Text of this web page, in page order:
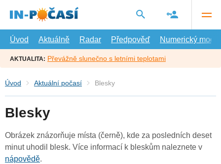
hlavní
Úvod
Aktuálně Radar Předpověď Numerický model
AKTUALITA: Převážně slunečno s letními teplotami
Úvod Aktuální počasí Blesky
Blesky
Obrázek znázorňuje místa (černě), kde za posledních deset
minut uhodil blesk. Více informací k bleskům naleznete v
nápovědě.